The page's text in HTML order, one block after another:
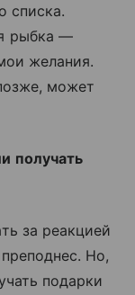
списка.
рыбка —
желания.
может
получать
за реакцией
Но,
подарки